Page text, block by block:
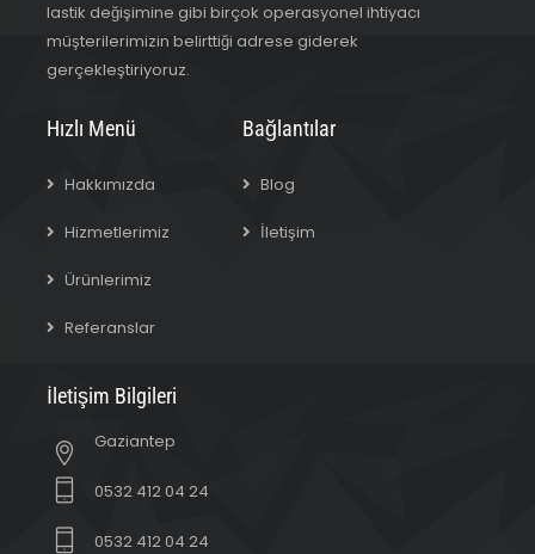
lastik değişimine gibi birçok operasyonel ihtiyacı
müşterilerimizin belirttiği adrese giderek
gerçekleştiriyoruz.
Hızlı Menü
Hakkımızda
Hizmetlerimiz
Ürünlerimiz
Referanslar
Bağlantılar
Blog
İletişim
İletişim Bilgileri
Gaziantep
0532 412 04 24
0532 412 04 24